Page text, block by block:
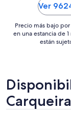
Ver
Precio más bajo
en una estancia de
están